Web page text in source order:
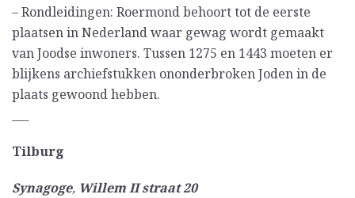
– Rondleidingen: Roermond behoort tot de eerste
plaatsen in Nederland waar gewag wordt gemaakt
van Joodse inwoners. Tussen 1275 en 1443 moeten er
blijkens archiefstukken ononderbroken Joden in de
plaats gewoond hebben.
Tilburg
Synagoge, Willem II straat 20